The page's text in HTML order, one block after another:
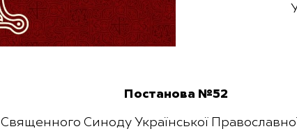
Постанова №52
Священного Синоду Української